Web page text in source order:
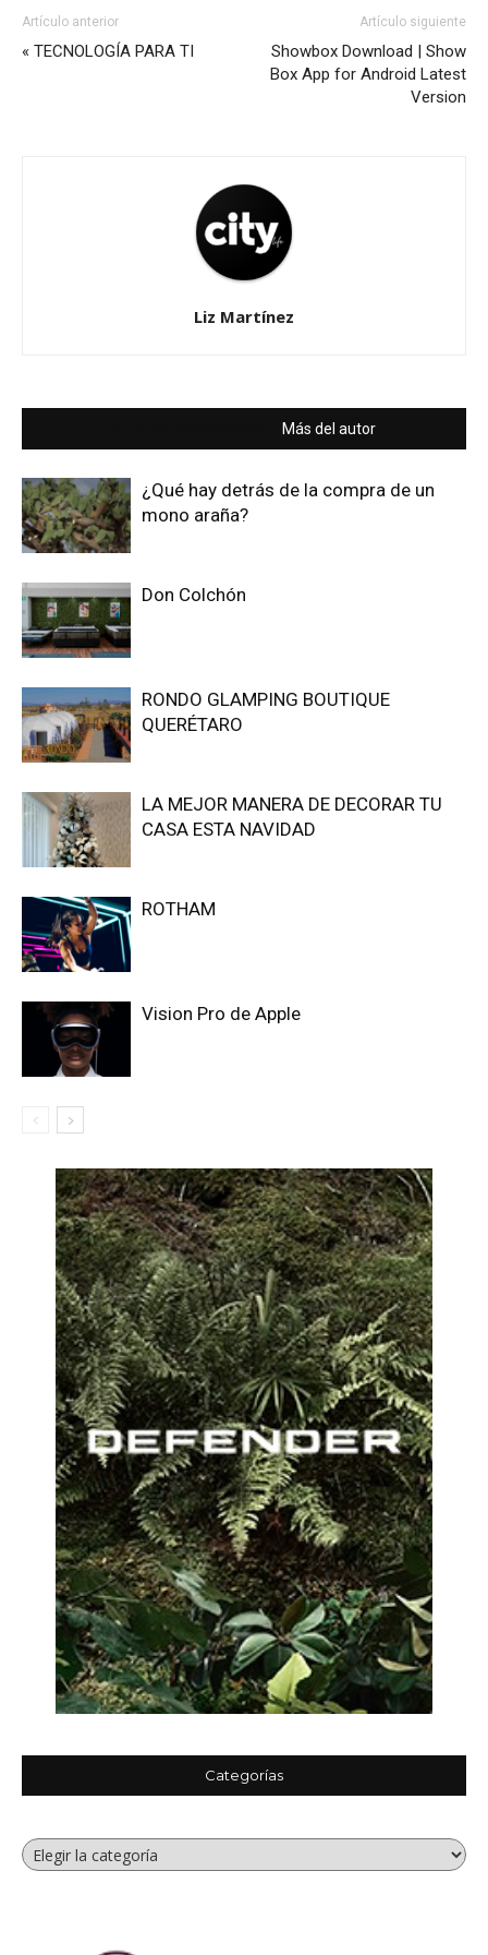
Artículo anterior
« TECNOLOGÍA PARA TI
Artículo siguiente
Showbox Download | Show
Box App for Android Latest
Version
Liz Martínez
Más del autor
¿Qué hay detrás de la compra de un
mono araña?
Don Colchón
RONDO GLAMPING BOUTIQUE
QUERÉTARO
LA MEJOR MANERA DE DECORAR TU
CASA ESTA NAVIDAD
ROTHAM
Vision Pro de Apple
Categorías
Categorías